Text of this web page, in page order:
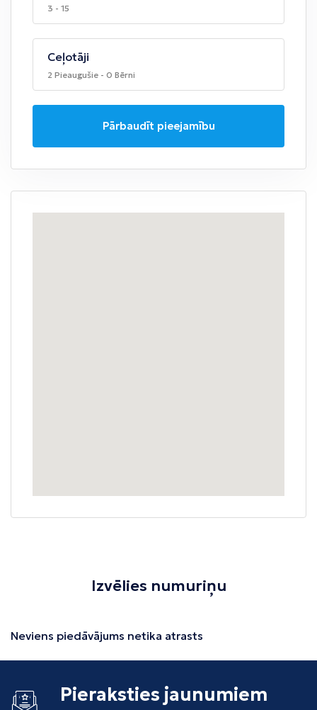
3 - 15
Ceļotāji
2 Pieaugušie - 0 Bērni
Pārbaudīt pieejamību
Izvēlies numuriņu
Neviens piedāvājums netika atrasts
Pieraksties jaunumiem